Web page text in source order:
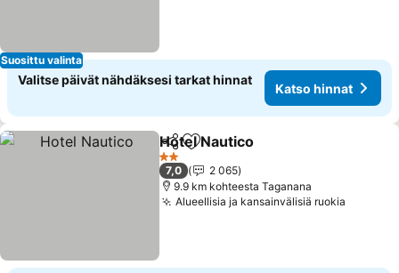
Suosittu valinta
Valitse päivät nähdäksesi tarkat hinnat
Katso hinnat
Jaa Lisää suosikkeihin
Hotel Nautico
2 Tähtiluokitus
7,0
2 065
9.9 km kohteesta Taganana
Alueellisia ja kansainvälisiä ruokia